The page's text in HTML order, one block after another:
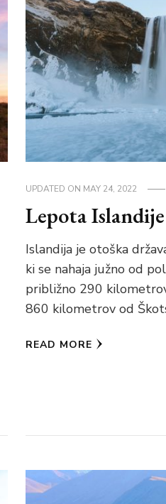
UPDATED ON MAY 24, 2022
Lepota Islandije
Islandija je otoška
ki se nahaja južno od
približno 290
860 kilometrov od
READ MORE